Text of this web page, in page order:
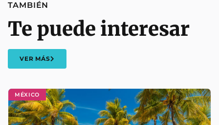
MÉXICO
TAMBIÉN
Te puede interesar
VER MÁS